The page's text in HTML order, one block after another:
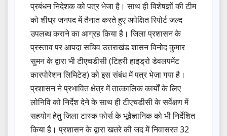
प्रबंधन निदेशक को पत्र भेजा है। साथ ही विशेषज्ञों की टीम
को शीघ्र जनपद में तैनात करते हुए अपेक्षित रिपोर्ट जल्द
उपलब्ध कराने का आग्रह किया है। जिला प्रशासन के
प्रस्ताव पर आपदा सचिव उत्तराखंड शासन विनोद कुमार
सुमन के द्वारा भी टीएचडीसी (टिहरी हाइड्रो डेवलपमेंट
कारपोरेशन लिमिटेड) को इस संबंध में पत्र भेजा गया है।
प्रशासन ने प्रभावित क्षेत्र में तात्कालिक कार्यों के लिए
लोनिवि को निर्देश देने के साथ ही टीएचडीसी के सर्वेक्षण में
सहयोग हेतु जिला टास्क फोर्स के भूवैज्ञानिक को भी निर्देशित
किया है। प्रशासन के द्वारा खतरे की जद में निवासरत 32